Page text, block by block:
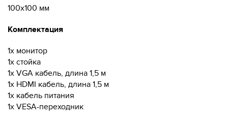
100x100 мм
Комплектация
1x монитор
1x стойка
1x VGA кабель, длина 1,5 м
1x HDMI кабель, длина 1,5 м
1x кабель питания
1x VESA-переходник